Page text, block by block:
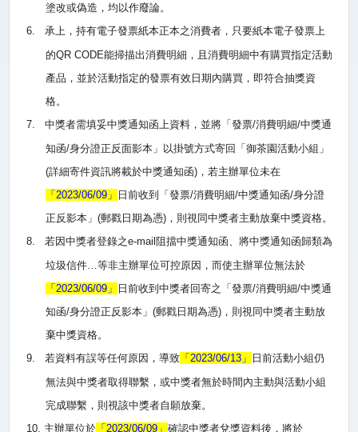
塗改或偽造，均以作廢論。
6.
承上，持有電子發票紙本正本之消費者，只要紙本電子發票上
的QR CODE能掃描出消費明細，且消費明細中有購買指定活動
產品，並於活動指定的發票有效日期內購買，即符合抽獎資
格。
7.
中獎者需填妥中獎通知函上資料，並將「發票/消費明細/中獎通
知函/身分證正反面影本」以掛號方式寄回「御茶園活動小組」
(詳細寄件資訊將載於中獎通知函)，若主辦單位未在
「 2023/06/09」 日前收到「發票/消費明細/中獎通知函/身分證
正反影本」 (郵戳日期為憑)，則視同中獎者主動放棄中獎資格。
8.
若因中獎者登錄之e-mail 阻擋中獎通知函、將中獎通知函歸類為
垃圾信件…等非主辦單位可控原因，而使主辦單位無法於
「 2023/06/09」 日前收到中獎者回寄之「發票/消費明細/中獎通
知函/身分證正反影本」 (郵戳日期為憑)，則視同中獎者主動放
棄中獎資格。
9.
若資料有誤等任何原因，導致「 2023/06/13」
日前活動小組仍
無法與中獎者取得聯繫，或中獎者無於時間內主動與活動小組
完成聯繫，則視該中獎者自願放棄。
10. 主辦單位於「 2023/06/09」 確認中獎者兌獎資料後，將於